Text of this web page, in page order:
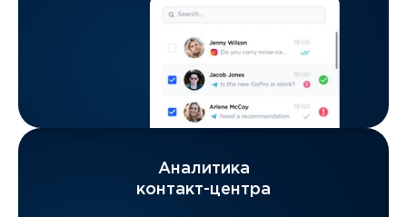
Аналитика
контакт-центра